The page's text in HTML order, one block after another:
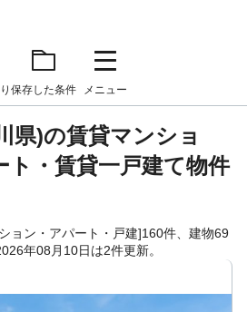
保存した条件 メニュー
県)の賃貸マンショ
ト・賃貸一戸建て物件
ョン・アパート・戸建]160件、建物69
年08月10日は2件更新。